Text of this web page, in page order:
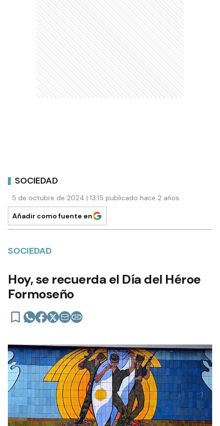
SOCIEDAD
5 de octubre de 2024 | 13:15 publicado hace 2 años
Añadir como fuente en
SOCIEDAD
Hoy, se recuerda el Día del Héroe
Formoseño